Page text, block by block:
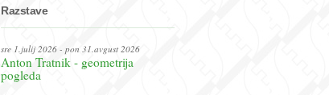
Razstave
sre 1.julij 2026 - pon 31.avgust 2026
Anton Tratnik - geometrija
pogleda